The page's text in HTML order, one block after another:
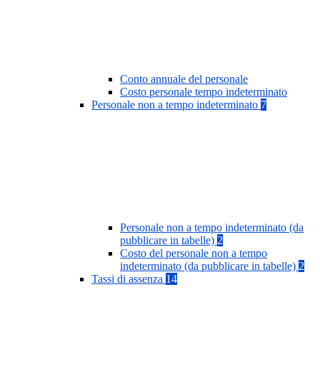
Conto annuale del personale
Costo personale tempo indeterminato
Personale non a tempo indeterminato 7
Personale non a tempo indeterminato (da
pubblicare in tabelle) 2
Costo del personale non a tempo
indeterminato (da pubblicare in tabelle) 2
Tassi di assenza 14